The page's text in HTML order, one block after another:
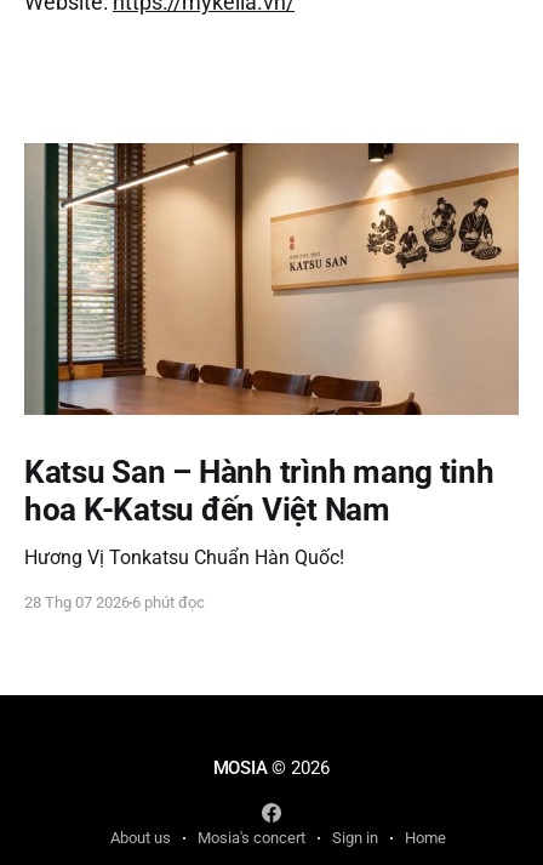
Katsu San – Hành trình mang tinh
hoa K-Katsu đến Việt Nam
Hương Vị Tonkatsu Chuẩn Hàn Quốc!
28 Thg 07 2026 6 phút đọc
MOSIA© 2026
About us Mosia's concert Sign in Home